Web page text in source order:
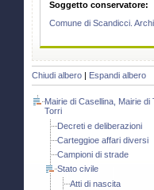
Soggetto conservatore:
Comune di Scandicci.
Chiudi albero Espandi albero
Mairie di Casellina, Mairie
Torri
Decreti e deliberazioni
Carteggioe affari diversi
Campioni di strade
Stato civile
Atti di nascita